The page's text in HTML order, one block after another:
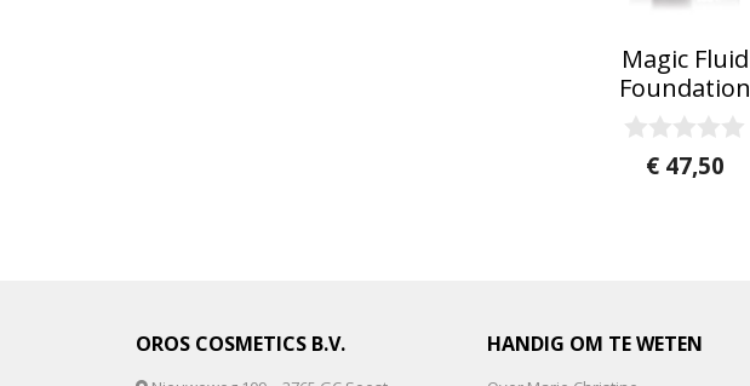
Magic Fluid
Foundation
€ 47,50
OROS COSMETICS B.V. HANDIG OM TE WETEN